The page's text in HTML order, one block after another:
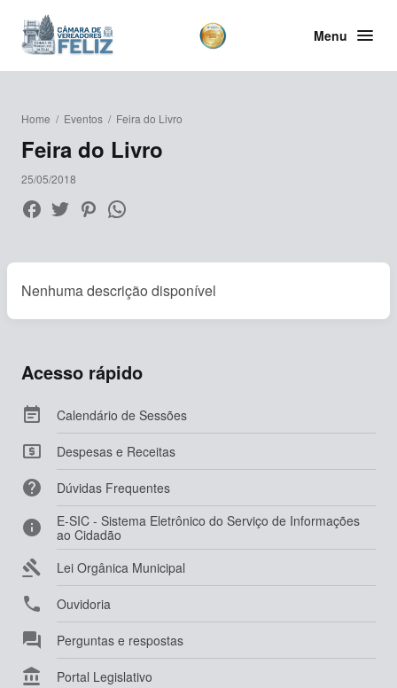
Menu
Home / Eventos / Feira do Livro
Feira do Livro
25/05/2018
Nenhuma descrição disponível
Acesso rápido
 Calendário de Sessões
 Despesas e Receitas
 Dúvidas Frequentes

E-SIC - Sistema Eletrônico do Serviço de Informações
ao Cidadão
 Lei Orgânica Municipal
 Ouvidoria
 Perguntas e respostas
 Portal Legislativo